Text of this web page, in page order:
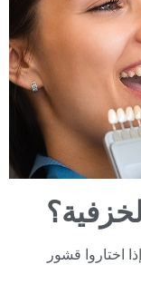
اختاروا قشور